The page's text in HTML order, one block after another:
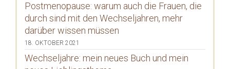
Postmenopause: warum auch die Frauen, die
durch sind mit den Wechseljahren, mehr
darüber wissen müssen
18. OKTOBER 2021
Wechseljahre: mein neues Buch und mein